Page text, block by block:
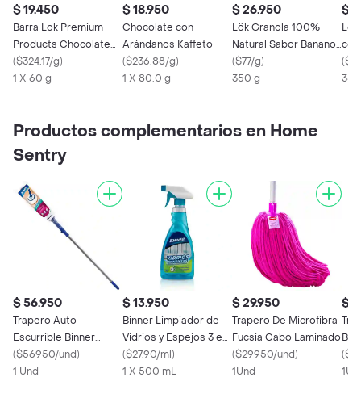
$ 19.450
Barra Lok Premium
Products Chocolate
Oscuro 70% Cacao Fin
(60 Gr)
($324.17/g)
1 X 60 g
$ 18.950
Chocolate con
Arándanos Kaffeto
($236.88/g)
1 X 80.0 g
$ 26.950
Lök Granola 100%
Natural Sabor Banano
y Miel
($77/g)
350 g
$
(
Productos complementarios en Home
Sentry
$ 56.950
Trapero Auto
Escurrible Binner
107561
($56950/und)
1 Und
$ 13.950
Binner Limpiador de
Vidrios y Espejos 3 en
1
($27.90/ml)
1 X 500 mL
$ 29.950
Trapero De Microfibra
Fucsia Cabo Laminado
($29950/und)
1Und
$
(